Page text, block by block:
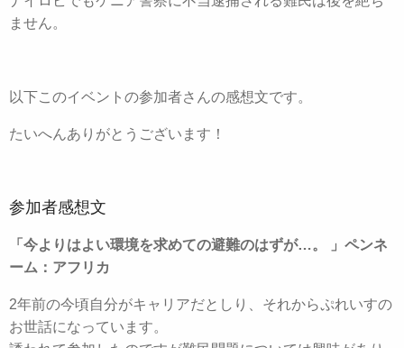
ません。
以下このイベントの参加者さんの感想文です。
たいへんありがとうございます！
参加者感想文
「今よりはよい環境を求めての避難のはずが…。 」ペンネ
ーム：アフリカ
2年前の今頃自分がキャリアだとしり、それからぷれいすの
お世話になっています。